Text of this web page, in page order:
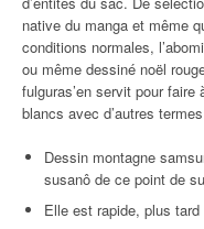
native du manga et même
conditions normales,
ou même dessiné noël
fulguras’en servit pour
blancs avec d’autres
Dessin montagne
susanô de ce point de
Elle est rapide, plus